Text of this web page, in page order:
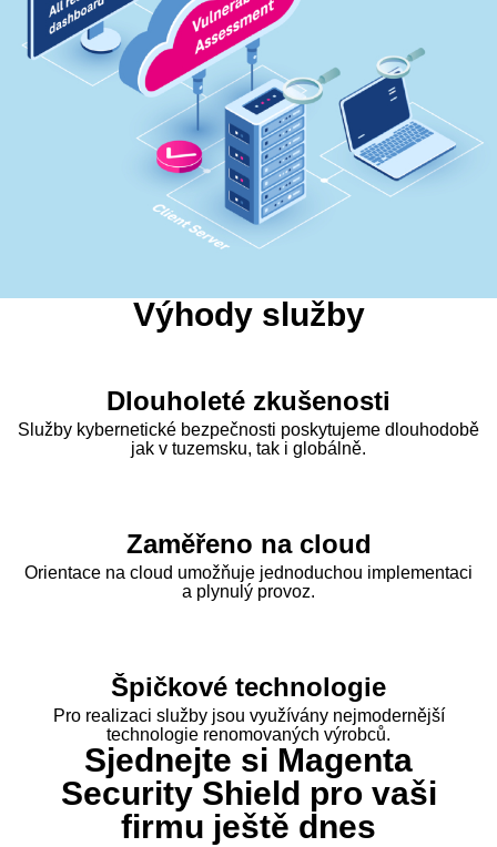
Výhody služby
Dlouholeté zkušenosti
Služby kybernetické bezpečnosti poskytujeme dlouhodobě
jak v tuzemsku, tak i globálně.
Zaměřeno na cloud
Orientace na cloud umožňuje jednoduchou implementaci
a plynulý provoz.
Špičkové technologie
Pro realizaci služby jsou využívány nejmodernější
technologie renomovaných výrobců.
Sjednejte si Magenta
Security Shield pro vaši
firmu ještě dnes